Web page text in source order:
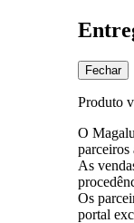
Fechar
Produto
O
parceiros
As
Os
portal